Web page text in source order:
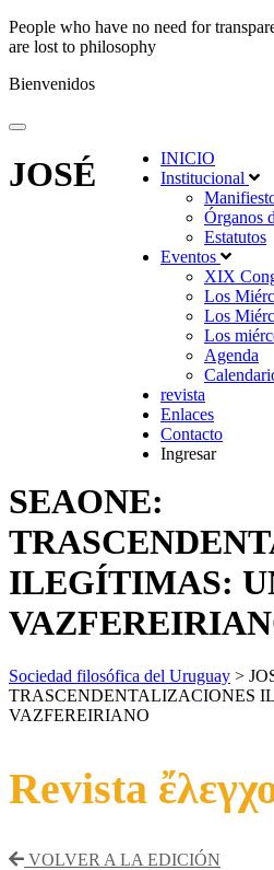
People who have no need for
are lost to philosophy
Bienvenidos
INICIO
Institucional
Órganos
Estatutos
Eventos
XIX
Los
Los
Los
Agenda
revista
Enlaces
Contacto
Ingresar
JOSÉ
SEAONE:
ILEGÍTIMAS:
Sociedad filosófica del Uruguay >
TRASCENDENTALIZACIONES
VAZFEREIRIANO
Revista
VOLVER A LA EDICIÓN